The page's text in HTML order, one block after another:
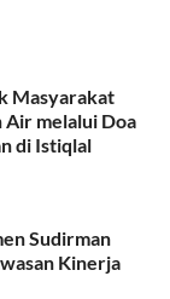
Masyarakat
Air melalui Doa
di Istiqlal
Sudirman
Kinerja